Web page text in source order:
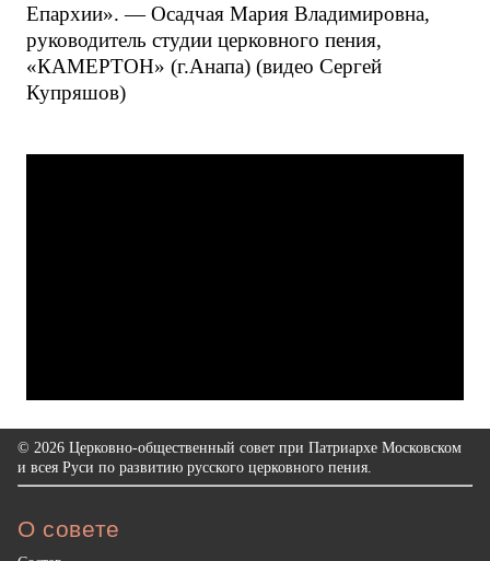
Епархии». — Осадчая Мария Владимировна,
руководитель студии церковного пения,
«КАМЕРТОН» (г.Анапа) (видео Сергей
Купряшов)
© 2026 Церковно-общественный совет при Патриархе Московском
и всея Руси по развитию русского церковного пения.
О совете